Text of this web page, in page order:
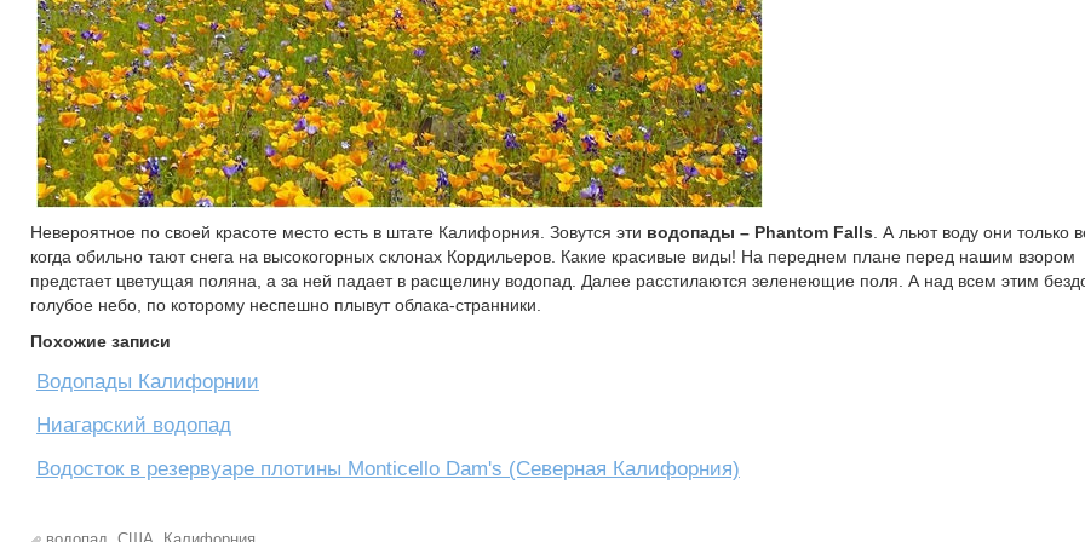
Невероятное по своей красоте место есть в штате Калифорния. Зовутся эти водопады – Phantom Falls . А льют воду они только
когда обильно тают снега на высокогорных склонах Кордильеров. Какие красивые виды! На переднем плане перед нашим взором
предстает цветущая поляна, а за ней падает в расщелину водопад. Далее расстилаются зеленеющие поля. А над всем этим
голубое небо, по которому неспешно плывут облака-странники.
Похожие записи
Водопады Калифорнии
Ниагарский водопад
Водосток в резервуаре плотины Monticello Dam's (Северная Калифорния)